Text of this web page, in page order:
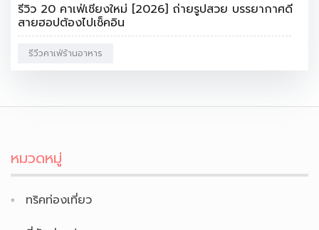
รีวิว 20 คาเฟ่เชียงใหม่ [2026] ถ่ายรูปสวย บรรยากาศดี
สายฮอปต้องไปเช็คอิน
รีวีวคาเฟ่ร้านอาหาร
หมวดหมู่
ทริคท่องเที่ยว